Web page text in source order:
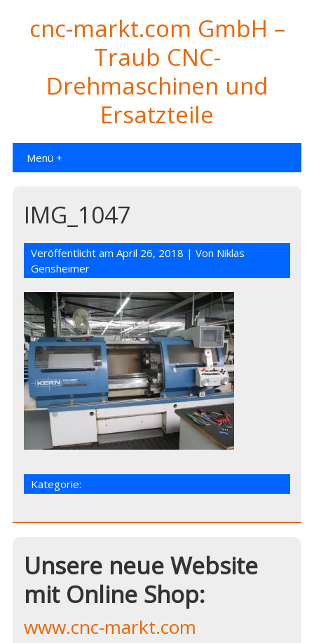
cnc-markt.com GmbH –
Traub CNC-
Drehmaschinen und
Ersatzteile
Menü +
IMG_1047
Veröffentlicht amApril 26, 2018 | Von Niklas
Gensheimer
Kategorie:
Unsere neue Website
mit Online Shop:
www.cnc-markt.com